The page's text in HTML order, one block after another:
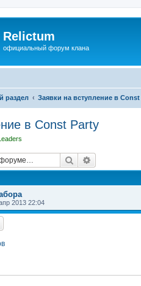
Relictum
официальный форум клана
раздел Заявки на вступление в Const
в Const Party
Поиск
2013 22:04